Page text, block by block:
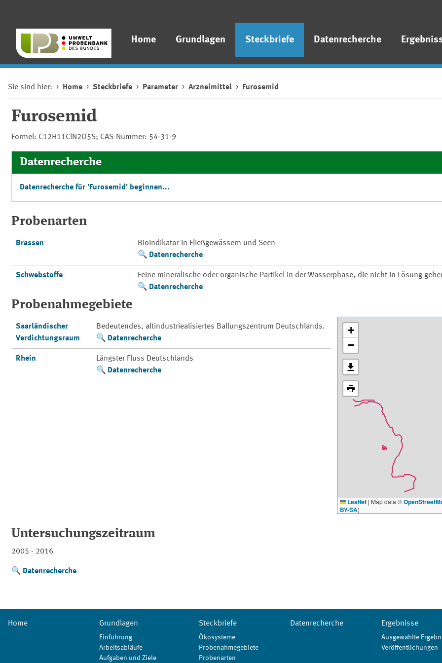
Home Grundlagen Steckbriefe Datenrecherche
Sie sind hier: Home Steckbriefe Parameter Arzneimittel Furosemid
Furosemid
Formel: C12H11ClN2O5S; CAS-Nummer: 54-31-9
Datenrecherche
Datenrecherche für 'Furosemid' beginnen...
Probenarten
Brassen
Bioindikator in Fließgewässern und Seen
Datenrecherche
Schwebstoffe
Feine mineralische oder organische Partikel in der Wasserphase, die nicht in Lösung
Datenrecherche
Probenahmegebiete
Saarländischer
Verdichtungsraum
Bedeutendes, altindustriealisiertes Ballungszentrum Deutschlands.
Datenrecherche
Rhein
Längster Fluss Deutschlands
Datenrecherche
+
−
Leaflet | Map data ©
BY-SA)
Untersuchungszeitraum
2005 - 2016
Datenrecherche
Home Grundlagen
Einführung
Arbeitsabläufe
Aufgaben und Ziele
Steckbriefe
Ökosysteme
Probenahmegebiete
Probenarten
Datenrecherche Ergebnisse
Ausgewählte
Veröffentlichungen